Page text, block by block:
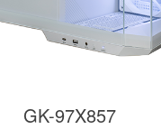
GK-97X857